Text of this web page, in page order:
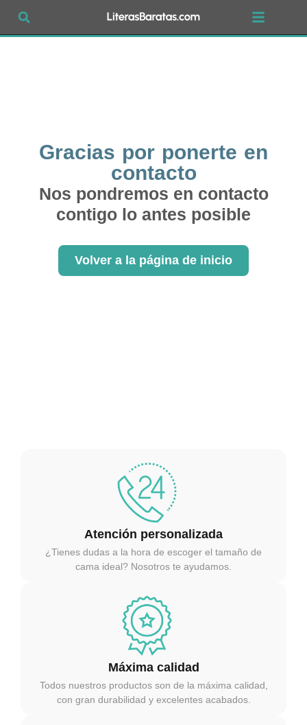
Gracias por ponerte en
contacto
Nos pondremos en contacto
contigo lo antes posible
Volver a la página de inicio
Atención personalizada
¿Tienes dudas a la hora de escoger el tamaño de
cama ideal? Nosotros te ayudamos.
Máxima calidad
Todos nuestros productos son de la máxima calidad,
con gran durabilidad y excelentes acabados.